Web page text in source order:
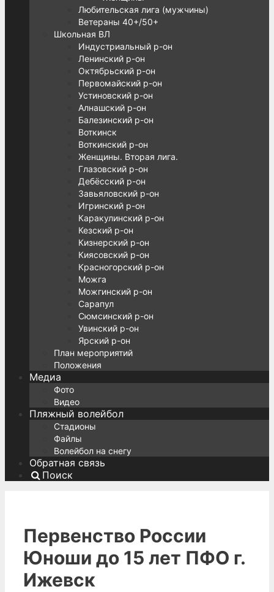
Любительская лига (мужчины)
Ветераны 40+/50+
Школьная ВЛ
Индустриальный р-он
Ленинский р-он
Октябрьский р-он
Первомайский р-он
Устиновский р-он
Алнашский р-он
Балезинский р-он
Воткинск
Воткинский р-он
Женщины. Вторая лига.
Глазовский р-он
Дебёсский р-он
Завьяловский р-он
Игринский р-он
Каракулинский р-он
Кезский р-он
Кизнерский р-он
Киясовский р-он
Красногорский р-он
Можга
Можгинский р-он
Сарапул
Сюмсинский р-он
Увинский р-он
Ярский р-он
План мероприятий
Положения
Медиа
Фото
Видео
Пляжный волейбол
Стадионы
Файлы
Волейбол на снегу
Обратная связь
Поиск
Первенство России
Юноши до 15 лет ПФО г.
Ижевск